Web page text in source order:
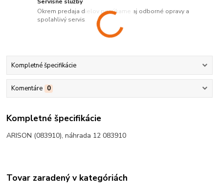
Okrem predaja dielov ponúkame aj odborné opravy a
spoľahlivý servis.
Kompletné špecifikácie
Komentáre 0
Kompletné špecifikácie
ARISON (083910), náhrada 12 083910
Tovar zaradený v kategóriách